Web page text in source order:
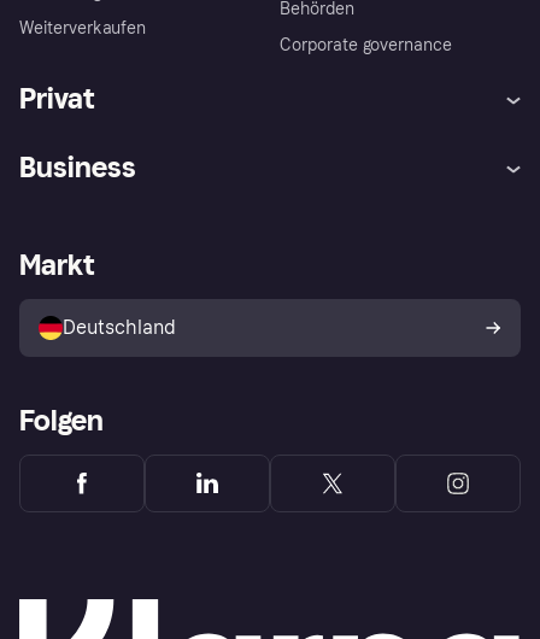
Weiterverkaufen
Behörden
Corporate governance
Privat
Klarna App
Shops entdecken
Käuferschutzrichtlinie
Dein Widerrufsrecht
Business
Händlerportal
Markt
Deutschland
Folgen